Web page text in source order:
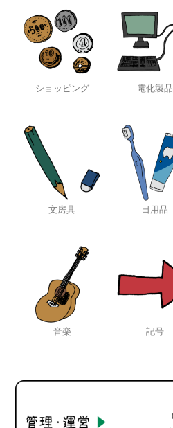
ショッピング 電化製品
文房具 日用品
音楽 記号